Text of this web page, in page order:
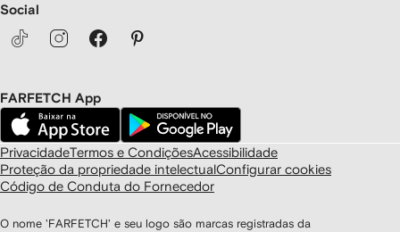
Social
FARFETCH App
PrivacidadeTermos e CondiçõesAcessibilidade
Proteção da propriedade intelectualConfigurar cookies
Código de Conduta do Fornecedor
O nome 'FARFETCH' e seu logo são marcas registradas da